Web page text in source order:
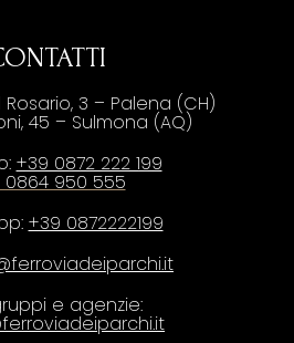
3 – Palena (CH)
45 – Sulmona (AQ)
+39 0872 222 199
0864 950 555
+39 0872222199
e agenzie: